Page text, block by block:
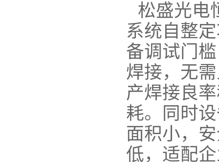
松盛光电
系统自整
备调试门
焊接，无
产焊接良
耗。同时
面积小，
低，适配